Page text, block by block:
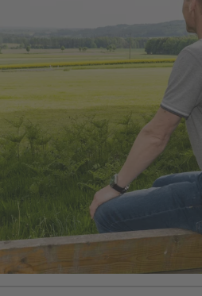
Sich-Kehren einlädt.
verschiedene
Region, den Wald und
hat eine Länge von ca.
Abzweigungen aber auch
km abgekürzt werden.